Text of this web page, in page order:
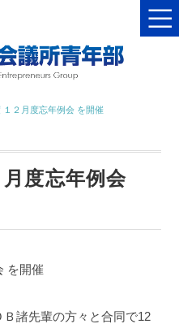
１２月度忘年例会 を開催
度忘年例会
を開催
諸先輩の方々と合同で12